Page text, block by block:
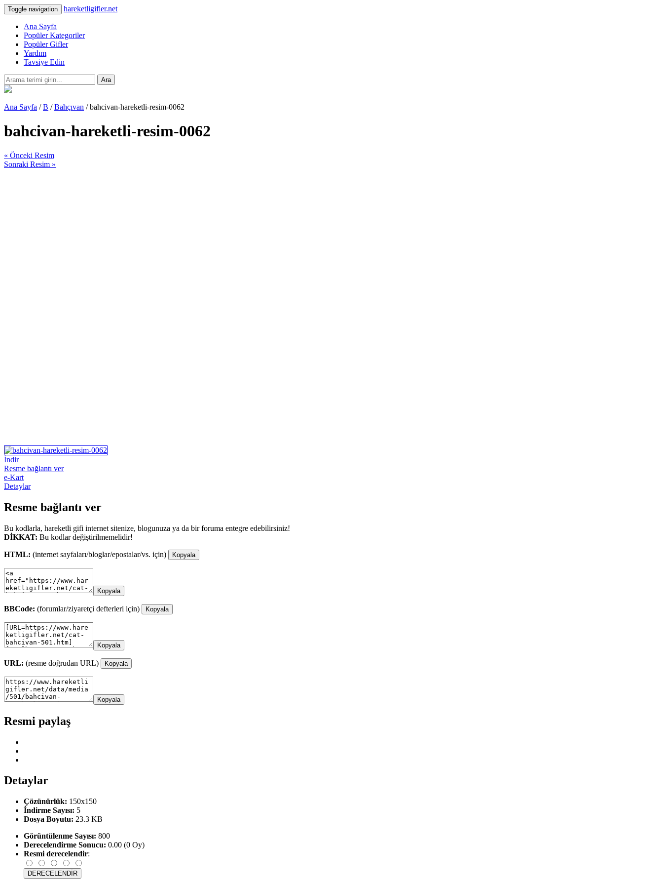
Toggle navigation hareketligifler.net
Ana Sayfa
Popüler Kategoriler
Popüler Gifler
Yardım
Tavsiye Edin
Ara
Ana Sayfa /B /Bahçıvan / bahcivan-hareketli-resim-0062
bahcivan-hareketli-resim-0062
« Önceki Resim
Sonraki Resim »
İndir
Resme bağlantı ver
e-Kart
Detaylar
Resme bağlantı ver
Bu kodlarla, hareketli gifi internet sitenize, blogunuza ya da bir foruma entegre edebilirsiniz!
DİKKAT: Bu kodlar değiştirilmemelidir!
HTML: (internet sayfaları/bloglar/epostalar/vs. için) Kopyala
Kopyala
BBCode: (forumlar/ziyaretçi defterleri için) Kopyala
Kopyala
URL: (resme doğrudan URL) Kopyala
Kopyala
Resmi paylaş
Detaylar
Çözünürlük: 150x150
İndirme Sayısı: 5
Dosya Boyutu: 23.3 KB
Görüntülenme Sayısı: 800
Derecelendirme Sonucu: 0.00 (0 Oy)
Resmi derecelendir: